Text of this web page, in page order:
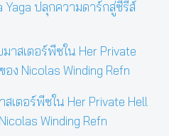
Yaga ปลุกความดาร์กสู่ซีรีส์
เตอร์พีซใน Her Private Hell
Winding Refn